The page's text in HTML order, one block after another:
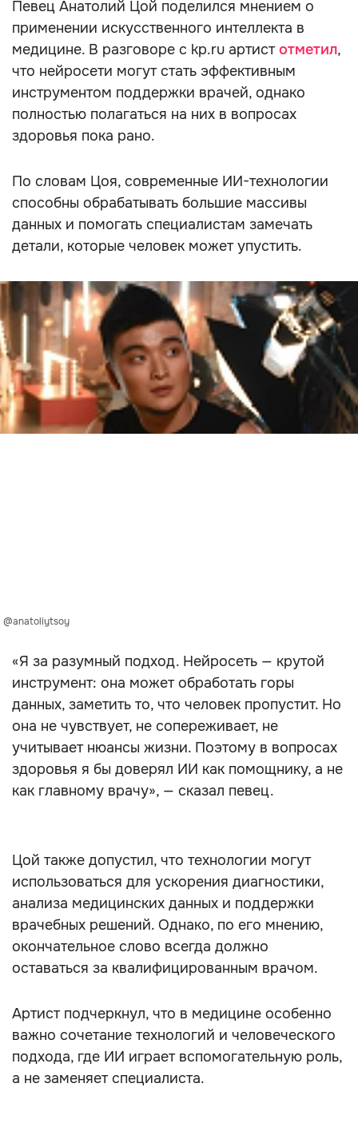
Певец Анатолий Цой поделился мнением о
применении искусственного интеллекта в
медицине. В разговоре с kp.ru артистотметил,
что нейросети могут стать эффективным
инструментом поддержки врачей, однако
полностью полагаться на них в вопросах
здоровья пока рано.
По словам Цоя, современные ИИ-технологии
способны обрабатывать большие массивы
данных и помогать специалистам замечать
детали, которые человек может упустить.
@anatoliytsoy
«Я за разумный подход. Нейросеть — крутой
инструмент: она может обработать горы
данных, заметить то, что человек пропустит. Но
она не чувствует, не сопереживает, не
учитывает нюансы жизни. Поэтому в вопросах
здоровья я бы доверял ИИ как помощнику, а не
как главному врачу», — сказал певец.
Цой также допустил, что технологии могут
использоваться для ускорения диагностики,
анализа медицинских данных и поддержки
врачебных решений. Однако, по его мнению,
окончательное слово всегда должно
оставаться за квалифицированным врачом.
Артист подчеркнул, что в медицине особенно
важно сочетание технологий и человеческого
подхода, где ИИ играет вспомогательную роль,
а не заменяет специалиста.